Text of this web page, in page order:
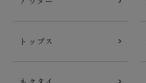
トップス